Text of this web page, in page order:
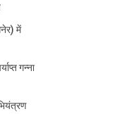
में
गन्ना